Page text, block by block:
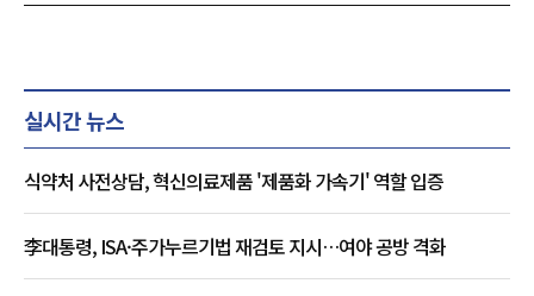
실시간 뉴스
식약처 사전상담, 혁신의료제품 '제품화 가속기' 역할 입증
李대통령, ISA·주가누르기법 재검토 지시…여야 공방 격화